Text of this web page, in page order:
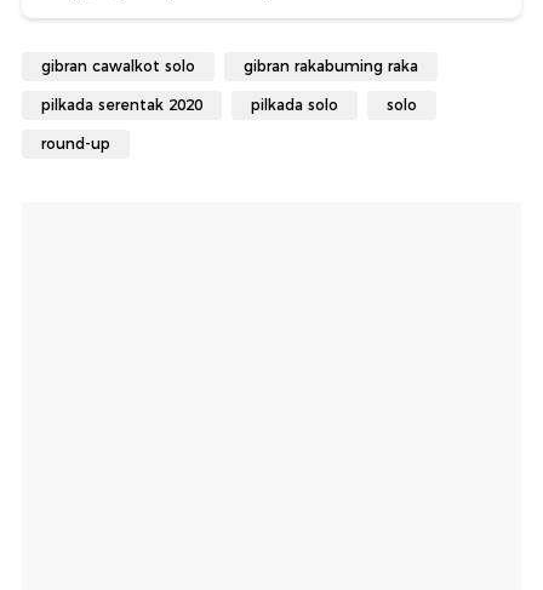
gibran cawalkot solo gibran rakabuming raka
pilkada serentak 2020 pilkada solo solo
round-up